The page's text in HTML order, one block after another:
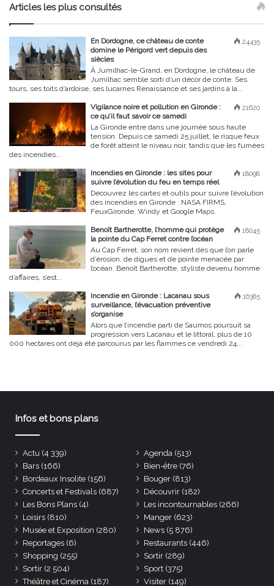
Articles les plus consultés
24435
En Dordogne, ce château de conte
domine le Périgord vert depuis des
siècles
À Jumilhac-le-Grand, en Dordogne, le château de
Jumilhac semble sorti d’un décor de conte. Ses
tours, ses toits d’ardoise, ses lucarnes Renaissance et ses jardins à la...
21620
Vigilance noire et pollution en Gironde :
ce qu’il faut savoir ce samedi
La Gironde entre dans une journée sous haute
tension. Depuis ce samedi 25 juillet, le risque feux
de forêt atteint le niveau noir, tandis que les fumées
des incendies...
18098
Incendies en Gironde : les sites pour
suivre l’évolution du feu en temps réel
Découvrez les cartes et outils pour suivre l’évolution
des incendies en Gironde : NASA FIRMS,
FeuxGironde, Windy et Google Maps.
18045
Benoît Bartherotte, l’homme qui protège
la pointe du Cap Ferret contre l’océan
Au Cap Ferret, son nom revient dès que l’on parle
d’érosion, de digues et de pointe menacée par
l’océan. Benoît Bartherotte, styliste devenu homme
d’affaires, s’est...
16385
Incendie en Gironde : Lacanau sous
surveillance, l’évacuation préventive
s’organise
Alors que l’incendie parti de Saumos poursuit sa
progression vers Lacanau et le littoral, plus de 10
000 hectares ont déjà été parcourus par les flammes ce vendredi 24...
Infos et bons plans
Actu (4 339) Agenda (513)
Bars (166) Bien-être (76)
Bordeaux Insolite (156) Bouger (813)
Concerts et Festivals (687) Découvrir (182)
Les Bons Plans (4) Les incontournables (266)
Loisirs (810) Manger (623)
Musée et Exposition (280) News (5 876)
Reportages (6) Restaurants (446)
Shopping (255) Sortir (289)
Sortir (2 504) Sport (375)
Théâtre et Cinéma (187) Visiter (149)